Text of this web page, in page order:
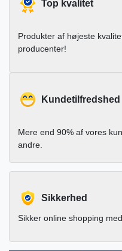
Top kvalitet
Produkter af højeste
producenter!
Kundetilfredshed
Mere end 90% af vores
andre.
Sikkerhed
Sikker online shopping